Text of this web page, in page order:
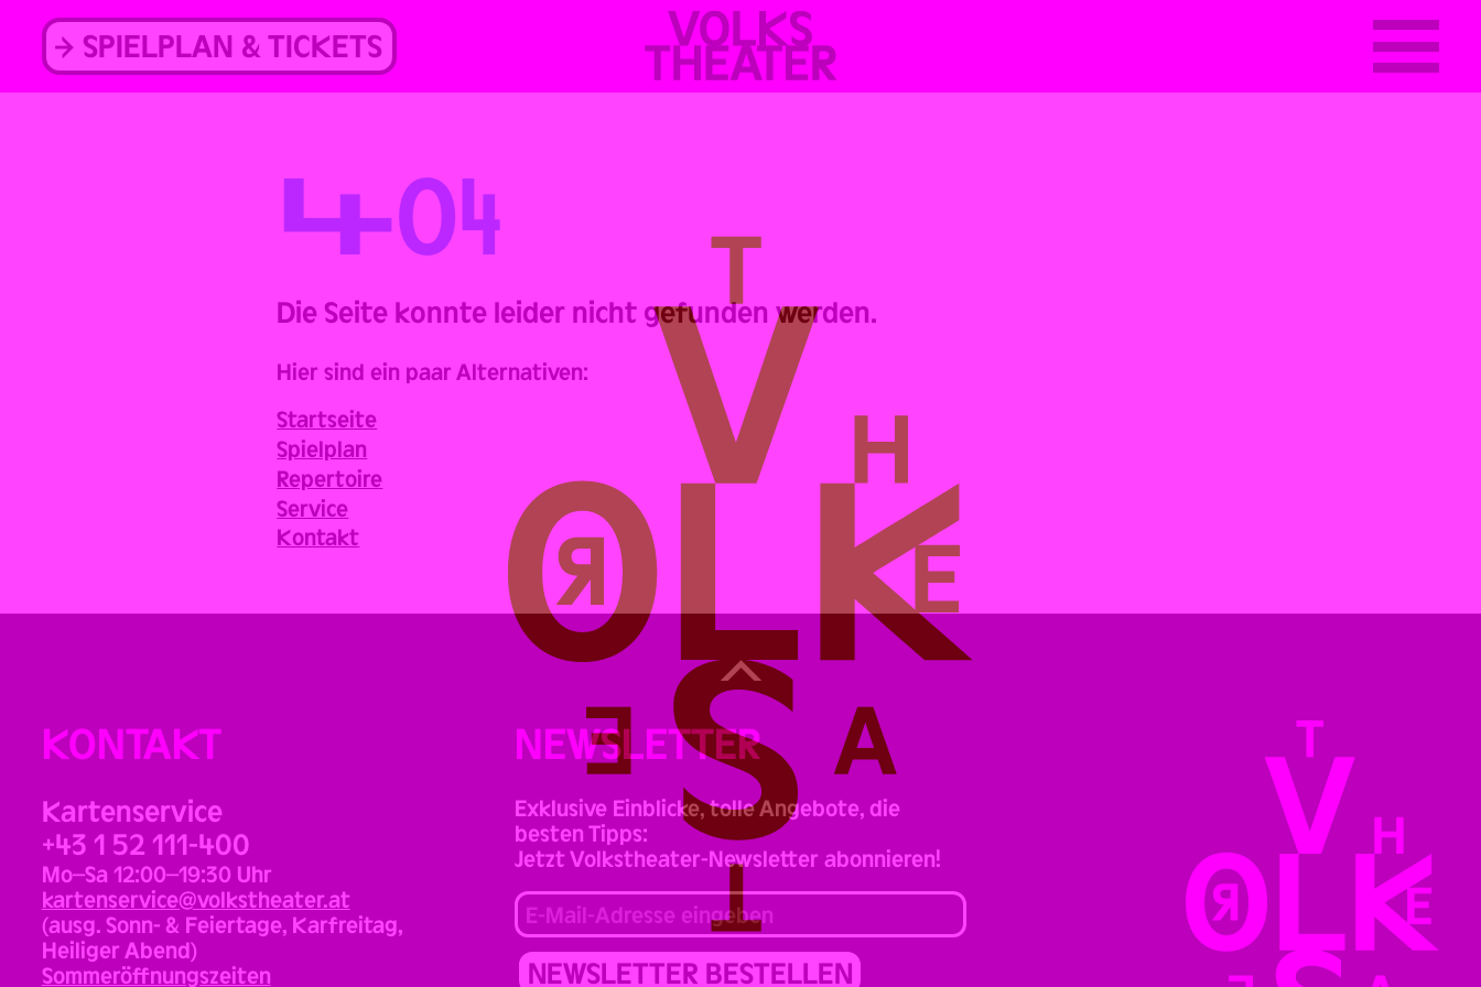
content
SPIELPLAN & TICKETS
VOLKSTHEATER
WIEN
404
Die Seite konnte leider nicht gefunden werden.
Hier sind ein paar Alternativen:
Startseite
Spielplan
Repertoire
Service
Kontakt
Back
to
KONTAKT
Kartenservice
+43 1 52 111-400
Mo–Sa 12:00–19:30 Uhr
kartenservice@volkstheater.at
(ausg. Sonn- & Feiertage, Karfreitag,
Heiliger Abend)
Sommeröffnungszeiten
NEWSLETTER
Exklusive Einblicke, tolle Angebote, die
besten Tipps:
Jetzt Volkstheater-Newsletter abonnieren!